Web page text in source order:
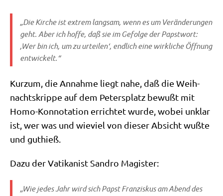
„Die Kir­che ist extrem lang­sam, wenn es um Ver­än­de­run­gen
geht. Aber ich hof­fe, daß sie im Gefol­ge der Papst­wort:
‚Wer bin ich, um zu urtei­len‘, end­lich eine wirk­li­che Öff­nung
entwickelt.“
Kurz­um, die Annah­me liegt nahe, daß die Weih­
nachts­krip­pe auf dem Peters­platz bewußt mit
Homo-Kon­no­ta­ti­on errich­tet wur­de, wobei unklar
ist, wer was und wie­viel von die­ser Absicht wuß­te
und guthieß.
Dazu der Vati­ka­nist San­dro Magister:
„Wie jedes Jahr wird sich Papst Fran­zis­kus am Abend des